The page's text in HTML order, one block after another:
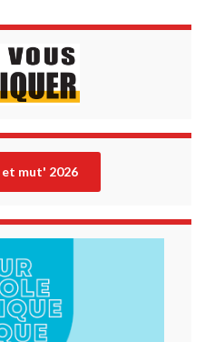
mut' 2026